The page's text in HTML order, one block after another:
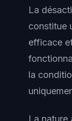
La
constitue
efficace
la
La nature